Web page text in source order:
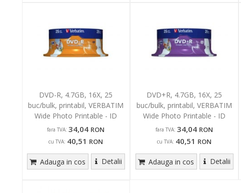
DVD-R, 4.7GB, 16X, 25
buc/bulk, printabil, VERBATIM
Wide Photo Printable - ID
Branded
fara TVA: 34,04 RON
cu TVA: 40,51 RON
Adauga in cos Detalii
DVD+R, 4.7GB, 16X, 25
buc/bulk, printabil, VERBATIM
Wide Photo Printable - ID
Branded
fara TVA: 34,04 RON
cu TVA: 40,51 RON
Adauga in cos Detalii